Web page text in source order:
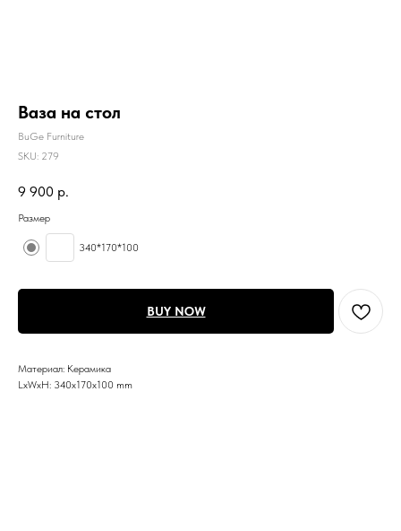
Ваза на стол
BuGe Furniture
SKU: 279
9 900 р.
Размер
340*170*100
BUY NOW
Материал: Керамика
LxWxH: 340x170x100 mm